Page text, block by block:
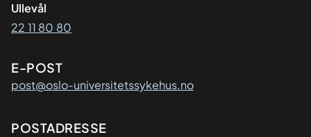
Ullevål
22 11 80 80
E-POST
post@oslo-universitetssykehus.no
Adresse
POSTADRESSE